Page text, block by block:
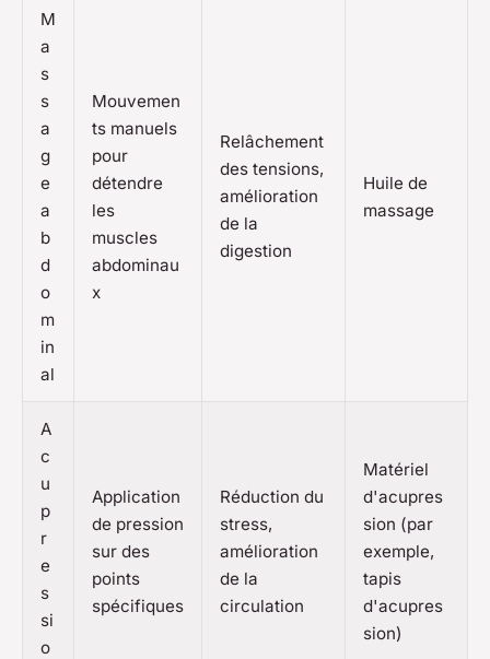
M
a
s
s
a
g
e
a
b
d
o
m
in
al
Mouvemen
ts manuels
pour
détendre
les
muscles
abdominau
x
Relâchement
des tensions,
amélioration
de la
digestion
Huile de
massage
A
c
u
p
r
e
s
si
o
Application
de pression
sur des
points
spécifiques
Réduction du
stress,
amélioration
de la
circulation
Matériel
d'acupres
sion (par
exemple,
tapis
d'acupres
sion)